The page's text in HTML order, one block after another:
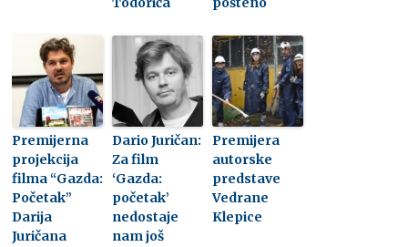
Premijerna
projekcija
filma “Gazda:
Početak”
Darija
Juričana
Dario Juričan:
Za film
‘Gazda:
početak’
nedostaje
nam još
Premijera
autorske
predstave
Vedrane
Klepice